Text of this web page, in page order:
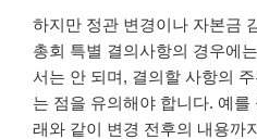
하지만 정관 변경이나 자본금
총회 특별 결의사항의 경우에
서는 안 되며, 결의할 사항의
는 점을 유의해야 합니다. 예
래와 같이 변경 전후의 내용까